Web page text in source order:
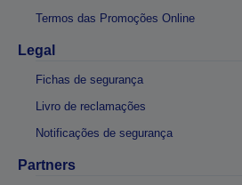
Termos das Promoções Online
Legal
Fichas de segurança
Livro de reclamações
Notificações de segurança
Partners